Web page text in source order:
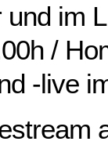
und im
/
-live